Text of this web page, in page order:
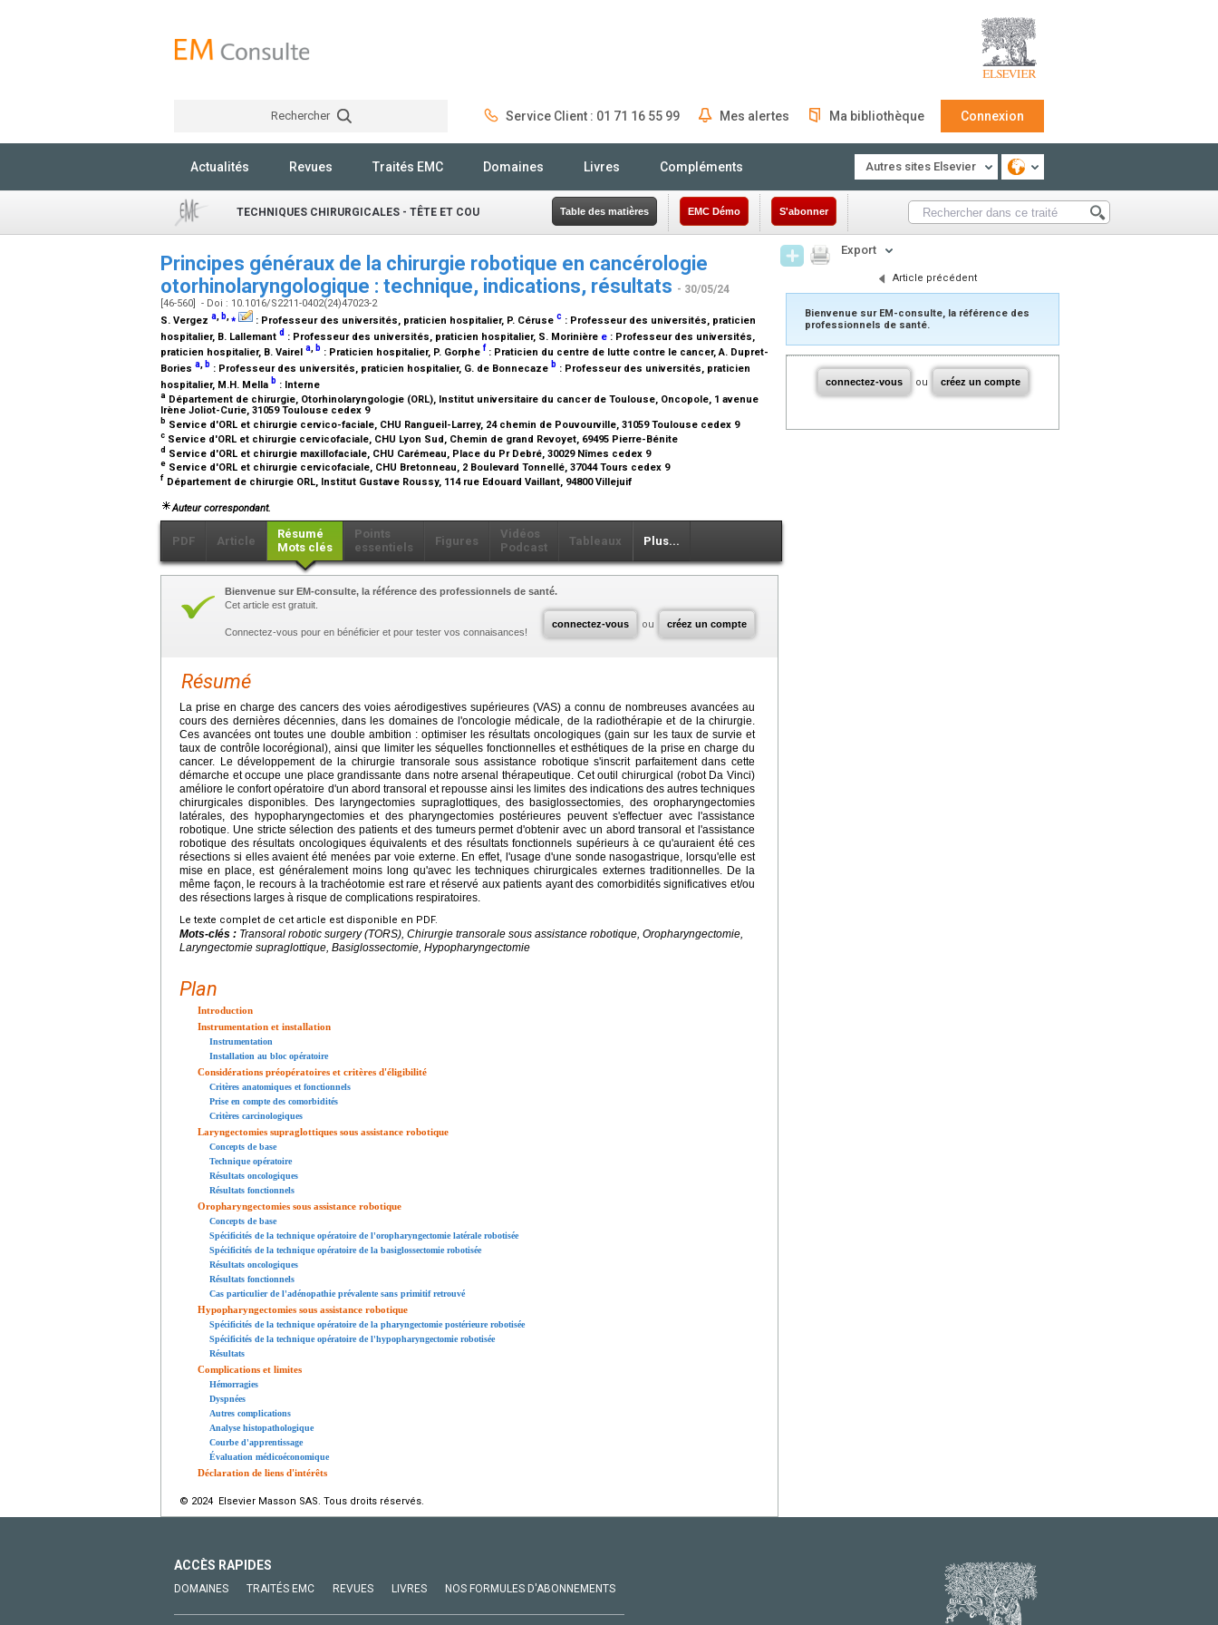
Rechercher Service Client : 01 71 16 55 99 Mes alertes Ma bibliothèque Connexion
Actualités Revues Traités EMC Domaines Livres Compléments Autres sites Elsevier
TECHNIQUES CHIRURGICALES - TÊTE ET COU Table des matières EMC Démo S'abonner
Principes généraux de la chirurgie robotique en cancérologie
otorhinolaryngologique : technique, indications, résultats - 30/05/24
[46-560] - Doi : 10.1016/S2211-0402(24)47023-2
S. Vergez a, b,⁎ : Professeur des universités, praticien hospitalier, P. Céruse c : Professeur des universités, praticien
hospitalier, B. Lallemant d : Professeur des universités, praticien hospitalier, S. Morinière e : Professeur des universités,
praticien hospitalier, B. Vairel a, b : Praticien hospitalier, P. Gorphe f : Praticien du centre de lutte contre le cancer, A. Dupret-
Bories a, b : Professeur des universités, praticien hospitalier, G. de Bonnecaze b : Professeur des universités, praticien
hospitalier, M.H. Mella b : Interne
a Département de chirurgie, Otorhinolaryngologie (ORL), Institut universitaire du cancer de Toulouse, Oncopole, 1 avenue
Irène Joliot-Curie, 31059 Toulouse cedex 9
b Service d'ORL et chirurgie cervico-faciale, CHU Rangueil-Larrey, 24 chemin de Pouvourville, 31059 Toulouse cedex 9
c Service d'ORL et chirurgie cervicofaciale, CHU Lyon Sud, Chemin de grand Revoyet, 69495 Pierre-Bénite
d Service d'ORL et chirurgie maxillofaciale, CHU Carémeau, Place du Pr Debré, 30029 Nîmes cedex 9
e Service d'ORL et chirurgie cervicofaciale, CHU Bretonneau, 2 Boulevard Tonnellé, 37044 Tours cedex 9
f Département de chirurgie ORL, Institut Gustave Roussy, 114 rue Edouard Vaillant, 94800 Villejuif
Auteur correspondant.
PDF Article
Résumé
Mots clés
Points
essentiels
Figures
Vidéos
Podcast
Tableaux Plus...
connectez-vous ou créez un compte
Bienvenue sur EM-consulte, la référence des professionnels de santé.
Cet article est gratuit.
Connectez-vous pour en bénéficier et pour tester vos connaisances!
Résumé
La prise en charge des cancers des voies aérodigestives supérieures (VAS) a connu de nombreuses avancées au
cours des dernières décennies, dans les domaines de l'oncologie médicale, de la radiothérapie et de la chirurgie.
Ces avancées ont toutes une double ambition : optimiser les résultats oncologiques (gain sur les taux de survie et
taux de contrôle locorégional), ainsi que limiter les séquelles fonctionnelles et esthétiques de la prise en charge du
cancer. Le développement de la chirurgie transorale sous assistance robotique s'inscrit parfaitement dans cette
démarche et occupe une place grandissante dans notre arsenal thérapeutique. Cet outil chirurgical (robot Da Vinci)
améliore le confort opératoire d'un abord transoral et repousse ainsi les limites des indications des autres techniques
chirurgicales disponibles. Des laryngectomies supraglottiques, des basiglossectomies, des oropharyngectomies
latérales, des hypopharyngectomies et des pharyngectomies postérieures peuvent s'effectuer avec l'assistance
robotique. Une stricte sélection des patients et des tumeurs permet d'obtenir avec un abord transoral et l'assistance
robotique des résultats oncologiques équivalents et des résultats fonctionnels supérieurs à ce qu'auraient été ces
résections si elles avaient été menées par voie externe. En effet, l'usage d'une sonde nasogastrique, lorsqu'elle est
mise en place, est généralement moins long qu'avec les techniques chirurgicales externes traditionnelles. De la
même façon, le recours à la trachéotomie est rare et réservé aux patients ayant des comorbidités significatives et/ou
des résections larges à risque de complications respiratoires.
Le texte complet de cet article est disponible en PDF.
Mots-clés : Transoral robotic surgery(TORS), Chirurgie transorale sous assistance robotique, Oropharyngectomie,
Laryngectomie supraglottique, Basiglossectomie, Hypopharyngectomie
Plan
Introduction
Instrumentation et installation
Instrumentation
Installation au bloc opératoire
Considérations préopératoires et critères d'éligibilité
Critères anatomiques et fonctionnels
Prise en compte des comorbidités
Critères carcinologiques
Laryngectomies supraglottiques sous assistance robotique
Concepts de base
Technique opératoire
Résultats oncologiques
Résultats fonctionnels
Oropharyngectomies sous assistance robotique
Concepts de base
Spécificités de la technique opératoire de l'oropharyngectomie latérale robotisée
Spécificités de la technique opératoire de la basiglossectomie robotisée
Résultats oncologiques
Résultats fonctionnels
Cas particulier de l'adénopathie prévalente sans primitif retrouvé
Hypopharyngectomies sous assistance robotique
Spécificités de la technique opératoire de la pharyngectomie postérieure robotisée
Spécificités de la technique opératoire de l'hypopharyngectomie robotisée
Résultats
Complications et limites
Hémorragies
Dyspnées
Autres complications
Analyse histopathologique
Courbe d'apprentissage
Évaluation médicoéconomique
Déclaration de liens d'intérêts
© 2024 Elsevier Masson SAS. Tous droits réservés.
Export
Article précédent
Bienvenue sur EM-consulte, la référence des
professionnels de santé.
connectez-vous ou créez un compte
ACCÈS RAPIDES
DOMAINES TRAITÉS EMC REVUES LIVRES NOS FORMULES D'ABONNEMENTS